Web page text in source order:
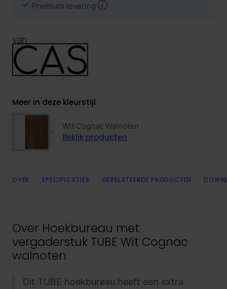
Premium levering
Meer in deze kleurstijl
Wit Cognac Walnoten
Bekijk producten
OVER SPECIFICATIES GERELATEERDE PRODUCTEN
Over Hoekbureau met
vergaderstuk TUBE Wit Cognac
walnoten
Dit TUBE hoekbureau heeft een extra